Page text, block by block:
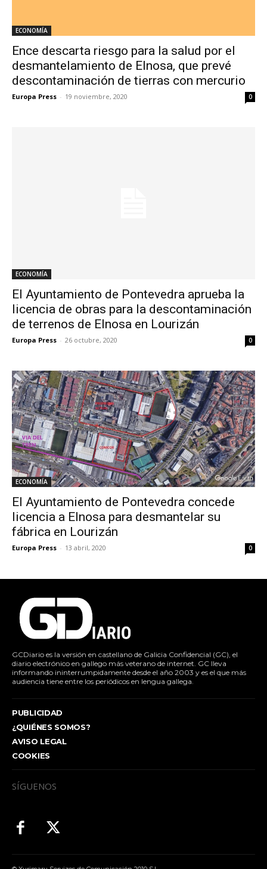
ECONOMÍA
Ence descarta riesgo para la salud por el
desmantelamiento de Elnosa, que prevé
descontaminación de tierras con mercurio
Europa Press - 19 noviembre, 2020 0
ECONOMÍA
El Ayuntamiento de Pontevedra aprueba la
licencia de obras para la descontaminación
de terrenos de Elnosa en Lourizán
Europa Press - 26 octubre, 2020 0
ECONOMÍA
El Ayuntamiento de Pontevedra concede
licencia a Elnosa para desmantelar su
fábrica en Lourizán
Europa Press - 13 abril, 2020 0
GCDiario es la versión en castellano de Galicia Confidencial (GC), el
diario electrónico en gallego más veterano de internet. GC lleva
informando ininterrumpidamente desde el año 2003 y es el que más
audiencia tiene entre los periódicos en lengua gallega.
PUBLICIDAD
¿QUIÉNES SOMOS?
AVISO LEGAL
COOKIES
SÍGUENOS